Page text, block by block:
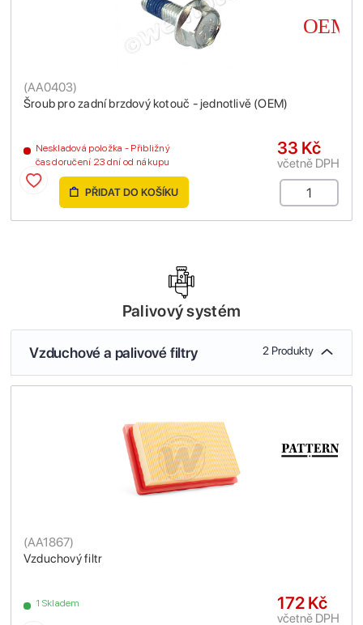
Šroub pro zadní brzdový kotouč - jednotlivě (OEM)
(AA0403)
Neskladová položka - Přibližný
čas doručení 23 dní od nákupu
33 Kč
včetně DPH
PŘIDAT DO KOŠÍKU
Palivový systém
Vzduchové a palivové filtry 2 Produkty
Vzduchový filtr
(AA1867)
1 Skladem 172 Kč
včetně DPH